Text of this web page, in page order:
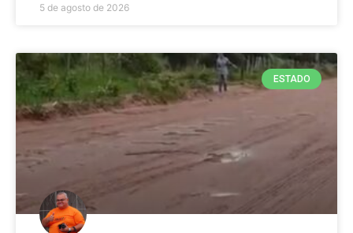
5 de agosto de 2026
ESTADO